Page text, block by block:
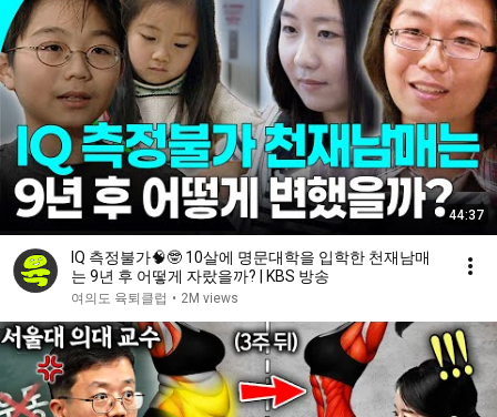
44:37
IQ 측정불가🧠🤓 10살에 명문대학을 입학한 천재남매
는 9년 후 어떻게 자랐을까? | KBS 방송
여의도 육퇴클럽 • 2M views